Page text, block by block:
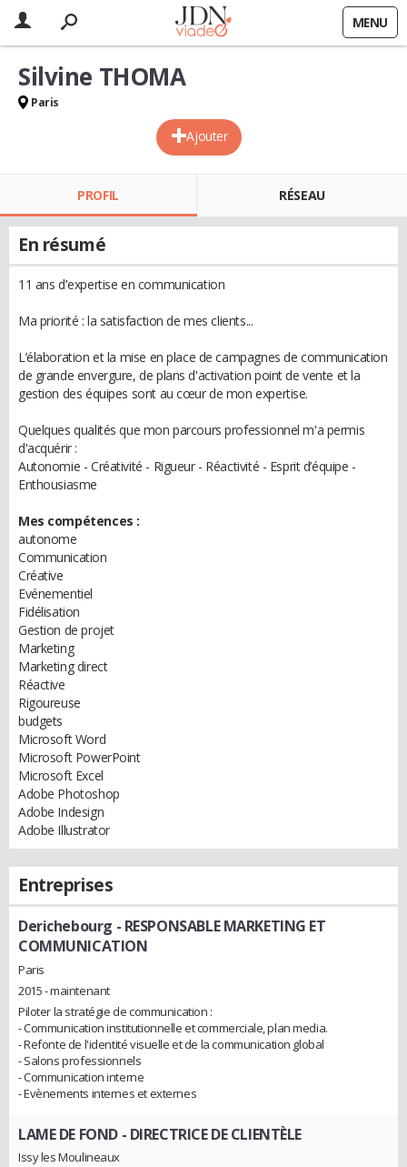
MENU
Ajouter
Silvine THOMA
Paris
PROFIL RÉSEAU
En résumé
11 ans d'expertise en communication
Ma priorité : la satisfaction de mes clients...
L’élaboration et la mise en place de campagnes de communication
de grande envergure, de plans d'activation point de vente et la
gestion des équipes sont au cœur de mon expertise.
Quelques qualités que mon parcours professionnel m'a permis
d'acquérir :
Autonomie - Créativité - Rigueur - Réactivité - Esprit d’équipe -
Enthousiasme
Mes compétences :
autonome
Communication
Créative
Evénementiel
Fidélisation
Gestion de projet
Marketing
Marketing direct
Réactive
Rigoureuse
budgets
Microsoft Word
Microsoft PowerPoint
Microsoft Excel
Adobe Photoshop
Adobe Indesign
Adobe Illustrator
Entreprises
Derichebourg - RESPONSABLE MARKETING ET
COMMUNICATION
Paris
2015 - maintenant
Piloter la stratégie de communication :
- Communication institutionnelle et commerciale, plan media.
- Refonte de l'identité visuelle et de la communication global
- Salons professionnels
- Communication interne
- Evènements internes et externes
LAME DE FOND- DIRECTRICE DE CLIENTÈLE
Issy les Moulineaux